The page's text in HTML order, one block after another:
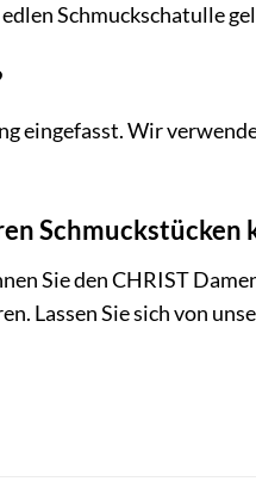
Schmuckschatulle
eingefasst. Wir
Schmuckstücken
Sie den CHRIST
Lassen Sie sich von